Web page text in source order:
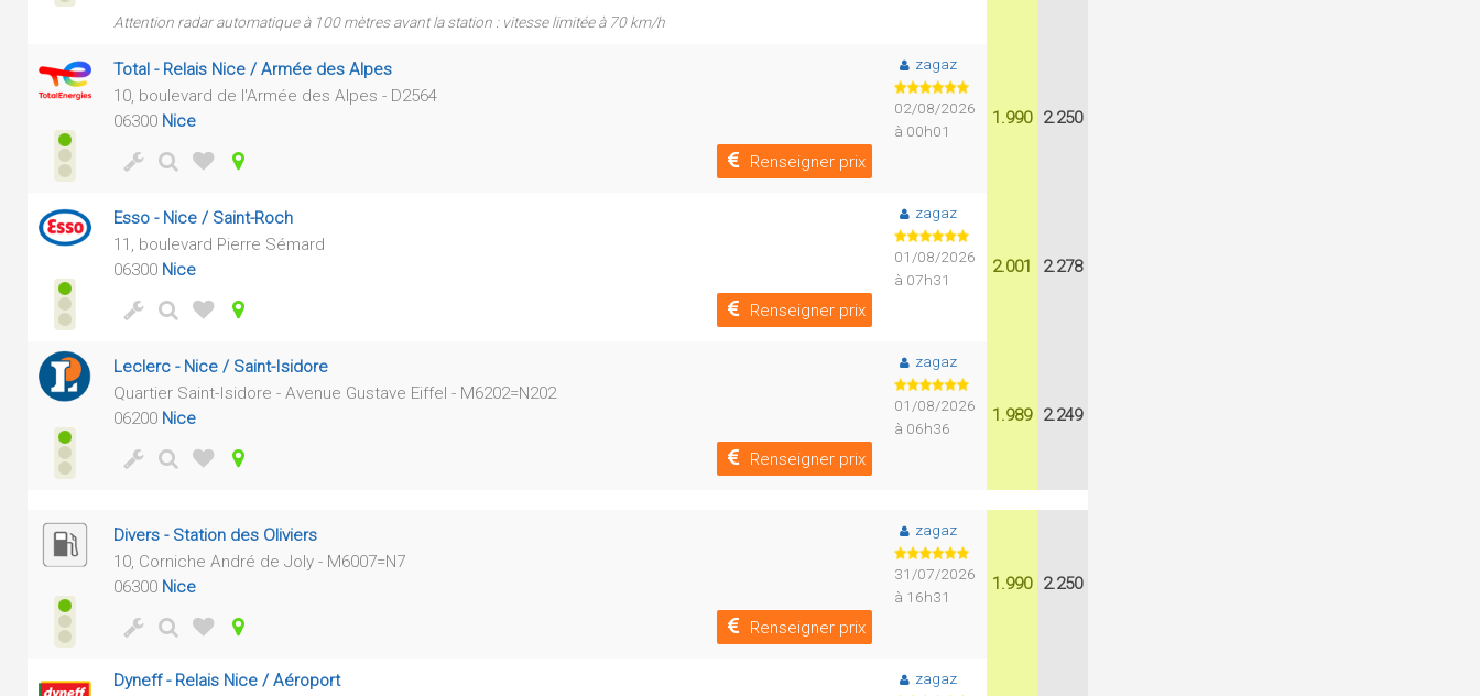
Attention radar automatique à 100 mètres avant la station : vitesse limitée à 70 km/h
Total - Relais Nice / Armée des Alpes
10, boulevard de l'Armée des Alpes - D2564
06300 Nice
Renseigner prix
zagaz
02/08/2026
à 00h01
1.990 2.250
Esso - Nice / Saint-Roch
11, boulevard Pierre Sémard
06300 Nice
Renseigner prix
zagaz
01/08/2026
à 07h31
2.001 2.278
Leclerc - Nice / Saint-Isidore
Quartier Saint-Isidore - Avenue Gustave Eiffel - M6202=N202
06200 Nice
Renseigner prix
zagaz
01/08/2026
à 06h36
1.989 2.249
Divers - Station des Oliviers
10, Corniche André de Joly - M6007=N7
06300 Nice
Renseigner prix
zagaz
31/07/2026
à 16h31
1.990 2.250
Dyneff - Relais Nice / Aéroport
zagaz